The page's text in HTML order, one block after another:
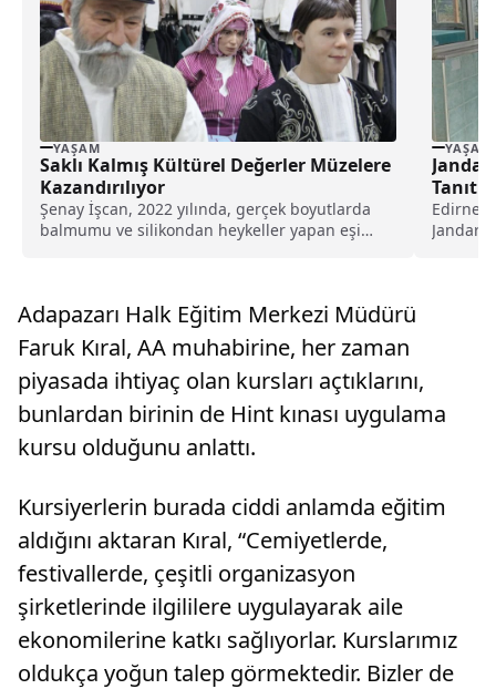
YAŞAM
Saklı Kalmış Kültürel Değerler Müzelere
Kazandırılıyor
Şenay İşcan, 2022 yılında, gerçek boyutlarda
balmumu ve silikondan heykeller yapan eşi
YAŞAM
Edirne
Adapazarı Halk Eğitim Merkezi Müdürü
Faruk Kıral, AA muhabirine, her zaman
piyasada ihtiyaç olan kursları açtıklarını,
bunlardan birinin de Hint kınası uygulama
kursu olduğunu anlattı.
Kursiyerlerin burada ciddi anlamda eğitim
aldığını aktaran Kıral, “Cemiyetlerde,
festivallerde, çeşitli organizasyon
şirketlerinde ilgililere uygulayarak aile
ekonomilerine katkı sağlıyorlar. Kurslarımız
oldukça yoğun talep görmektedir. Bizler de